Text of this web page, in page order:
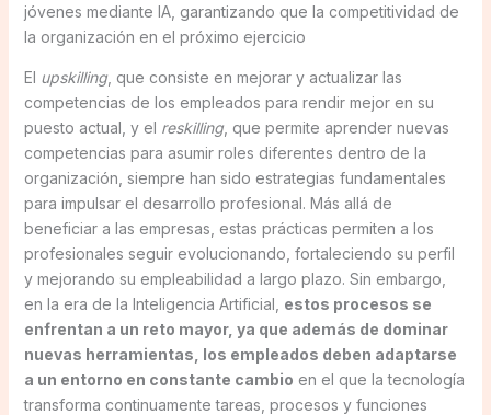
jóvenes mediante IA, garantizando que la competitividad de
la organización en el próximo ejercicio
El upskilling, que consiste en mejorar y actualizar las
competencias de los empleados para rendir mejor en su
puesto actual, y el reskilling, que permite aprender nuevas
competencias para asumir roles diferentes dentro de la
organización, siempre han sido estrategias fundamentales
para impulsar el desarrollo profesional. Más allá de
beneficiar a las empresas, estas prácticas permiten a los
profesionales seguir evolucionando, fortaleciendo su perfil
y mejorando su empleabilidad a largo plazo. Sin embargo,
en la era de la Inteligencia Artificial, estos procesos se
enfrentan a un reto mayor, ya que además de dominar
nuevas herramientas, los empleados deben adaptarse
a un entorno en constante cambio en el que la tecnología
transforma continuamente tareas, procesos y funciones